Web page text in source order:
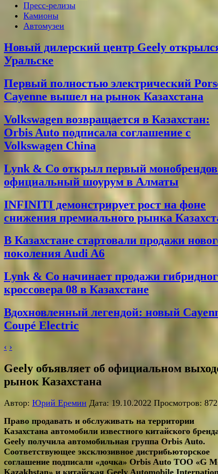
Пресс-релизы
Камионы
Автомузеи
Новый дилерский центр Geely
Уральске
Первый полностью электрический
Cayenne вышел на рынок Казахстана
Volkswagen возвращается в Казахстан:
Orbis Auto подписала соглашение с
Volkswagen China
Lynk & Co открыл первый
официальный шоурум в Алматы
INFINITI демонстрирует рост на фоне
снижения премиального рынка
В Казахстане стартовали продажи
поколения Audi A6
Lynk & Co начинает продажи
кроссовера 08 в Казахстане
Вдохновленный легендой: новый
Coupé Electric
‹ ›
Geely объявляет об официальном
рынок Казахстана
Автор: Юрий Еремин Дата: 19.10.2022 Просмотров: 872
Право продавать и обслуживать на территории
Казахстана автомобили известного китайского
Geely получила автомобильная группа Orbis Auto.
Соответствующее эксклюзивное дистрибьюторское
соглашение подписали «дочка» Orbis Auto ТОО «G
Kazakhstan» и китайская Geely Automobile